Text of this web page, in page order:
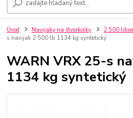
Úvod Navijaky na štvorkolky 2 500
s navijak 2 500 lb 1134 kg syntetický
WARN VRX 25-s
1134 kg syntetický